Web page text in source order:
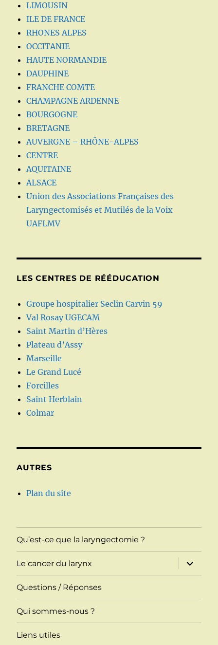
LIMOUSIN
ILE DE FRANCE
RHONES ALPES
OCCITANIE
HAUTE NORMANDIE
DAUPHINE
FRANCHE COMTE
CHAMPAGNE ARDENNE
BOURGOGNE
BRETAGNE
AUVERGNE – RHÔNE-ALPES
CENTRE
AQUITAINE
ALSACE
Union des Associations Françaises des
Laryngectomisés et Mutilés de la Voix
UAFLMV
LES CENTRES DE RÉÉDUCATION
Groupe hospitalier Seclin Carvin 59
Val Rosay UGECAM
Saint Martin d’Hères
Plateau d’Assy
Marseille
Le Grand Lucé
Forcilles
Saint Herblain
Colmar
AUTRES
Plan du site
Qu’est-ce que la laryngectomie ?
Le cancer du larynx
ouvrir
le
sous-
Questions / Réponses
Qui sommes-nous ?
Liens utiles